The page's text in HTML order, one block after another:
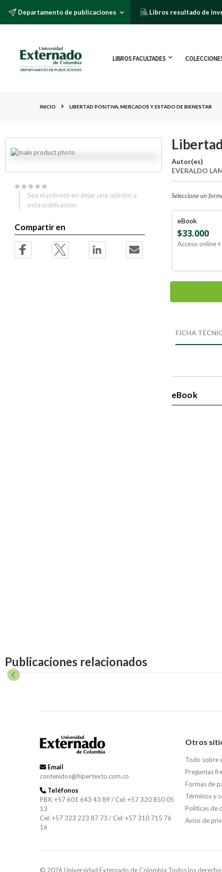
Departamento de publicaciones Libros resultado de
LIBROS FACULTADES
INICIO LIBERTAD POSITIVA, MERCADOS Y ESTADO DE BIENESTAR
Autor(es)
EVERALDO
Seleccione un
eBook
$33.000
Acceso online
to
end
to
beginning
FICHA
eBook
Sea el primero en dejar una opinión a
esta publicación.
Compartir en
Publicaciones relacionados
Email
contenidos@hipertexto.com.co
Teléfonos
PBX: +57 601 643 43 89 / Cel: +57 320 850 05
13
Cel: +57 323 223 87 73 / Cel: +57 310 715 76
16
Otros
Todo sobre
Preguntas
Formas de
Términos y
Políticas de
Aviso de
© 2026 Universidad Externado de Colombia Todos los